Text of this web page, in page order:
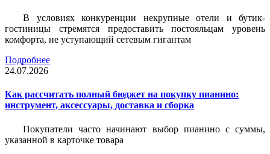
В условиях конкуренции некрупные отели и бутик-
гостиницы стремятся предоставить постояльцам уровень
комфорта, не уступающий сетевым гигантам
Подробнее
24.07.2026
Как рассчитать полный бюджет на покупку пианино:
инструмент, аксессуары, доставка и сборка
Покупатели часто начинают выбор пианино с суммы,
указанной в карточке товара